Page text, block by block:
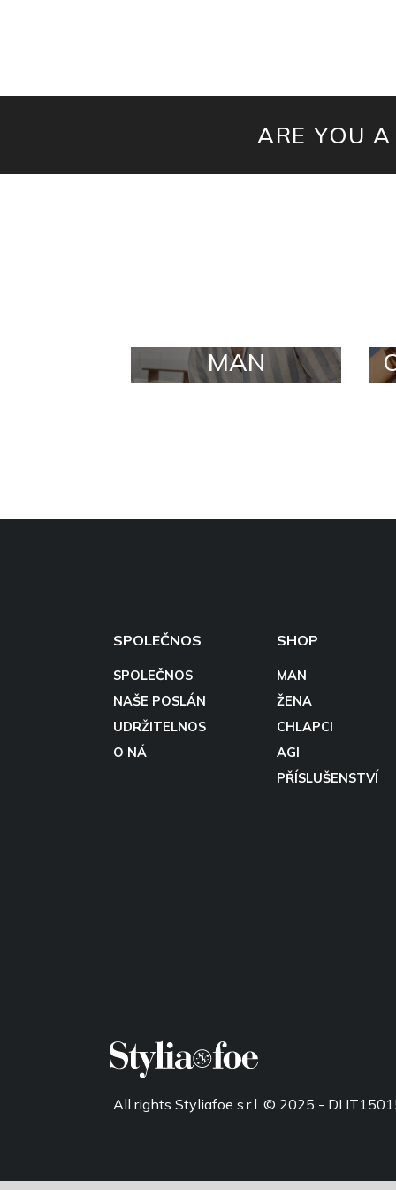
ARE YOU
MAN
SPOLEČNOS
SPOLEČNOS
NAŠE POSLÁN
UDRŽITELNOS
O NÁ
SHOP
MAN
ŽENA
CHLAPCI
AGI
PŘÍSLUŠENSTVÍ
All rights Styliafoe s.r.l. © 2025 - DI